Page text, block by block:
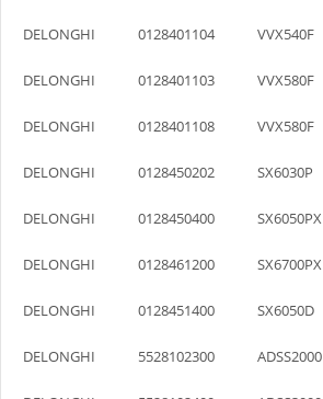
DELONGHI 0128401104 VVX540F
DELONGHI 0128401103 VVX580F
DELONGHI 0128401108 VVX580F
DELONGHI 0128450202 SX6030P
DELONGHI 0128450400 SX6050PX
DELONGHI 0128461200 SX6700PX
DELONGHI 0128451400 SX6050D
DELONGHI 5528102300 ADSS2000